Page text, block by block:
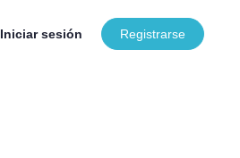
Iniciar sesión Registrarse